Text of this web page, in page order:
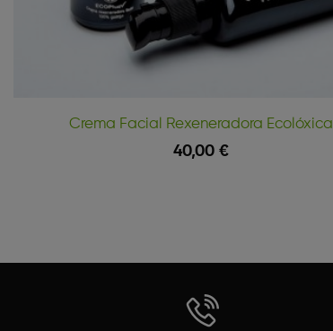
Crema Facial Rexeneradora Ecolóxica
40,00 €